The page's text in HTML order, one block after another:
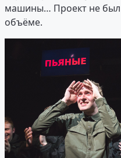
машины… Проект не был
объёме.